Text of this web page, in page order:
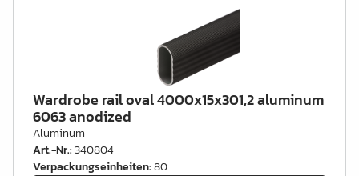
Wardrobe rail oval 4000x15x301,2 aluminum
6063 anodized
Aluminum
Art.-Nr.:340804
Verpackungseinheiten:80